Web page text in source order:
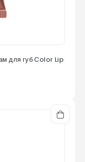
для губ Color Lip